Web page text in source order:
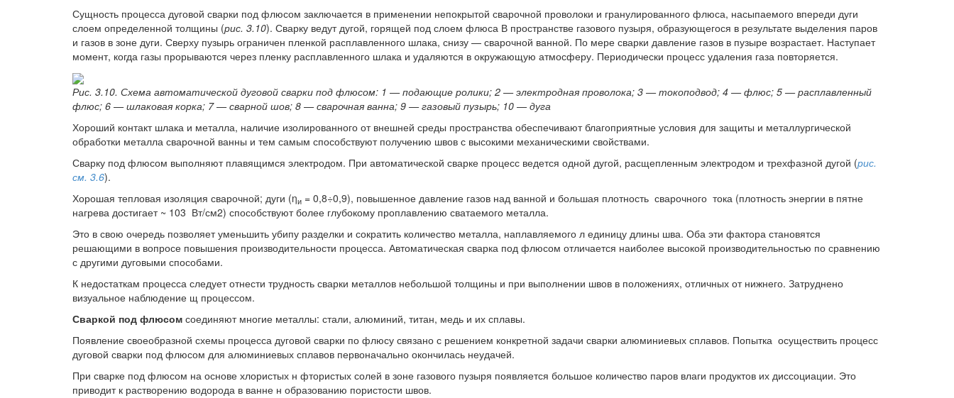
Сущность процесса дуговой сварки под флюсом заключается в применении непокрытой сварочной проволоки и гранулированного флюса, насыпаемого впереди дуги
слоем определенной толщины (рис. 3.10). Сварку ведут дугой, горящей под слоем флюса В пространстве газового пузыря, образующегося в результате выделения паров
и газов в зоне дуги. Сверху пузырь ограничен пленкой расплавленного шлака, снизу — сварочной ванной. По мере сварки давление газов в пузыре возрастает. Наступает
момент, когда газы прорываются через пленку расплавленного шлака и удаляются в окружающую атмосферу. Периодически процесс удаления газа повторяется.
Рис. 3.10. Схема автоматической дуговой сварки под флюсом: 1 — подающие ролики; 2 — электродная проволока; 3 — токоподвод; 4 — флюс; 5 — расплавленный
флюс; 6 — шлаковая корка; 7 — сварной шов; 8 — сварочная ванна; 9 — газовый пузырь; 10 — дуга
Хороший контакт шлака и металла, наличие изолированного от внешней среды пространства обеспечивают благоприятные условия для защиты и металлургической
обработки металла сварочной ванны и тем самым способствуют получению швов с высокими механическими свойствами.
Сварку под флюсом выполняют плавящимся электродом. При автоматической сварке процесс ведется одной дугой, расщепленным электродом и трехфазной дугой (рис.
см. 3.6).
Хорошая тепловая изоляция сварочной; дуги (ηи = 0,8÷0,9), повышенное давление газов над ванной и большая плотность сварочного тока (плотность энергии в пятне
нагрева достигает ~ 103 Вт/см2) способствуют более глубокому проплавлению сватаемого металла.
Это в свою очередь позволяет уменьшить убипу разделки и сократить количество металла, наплавляемого л единицу длины шва. Оба эти фактора становятся
решающими в вопросе повышения производительности процесса. Автоматическая сварка под флюсом отличается наиболее высокой производительностью по сравнению
с другими дуговыми способами.
К недостаткам процесса следует отнести трудность сварки металлов небольшой толщины и при выполнении швов в положениях, отличных от нижнего. Затруднено
визуальное наблюдение щ процессом.
Сваркой под флюсом соединяют многие металлы: стали, алюминий, титан, медь и их сплавы.
Появление своеобразной схемы процесса дуговой сварки по флюсу связано с решением конкретной задачи сварки алюминиевых сплавов. Попытка осуществить процесс
дуговой сварки под флюсом для алюминиевых сплавов первоначально окончилась неудачей.
При сварке под флюсом на основе хлористых н фтористых солей в зоне газового пузыря появляется большое количество паров влаги продуктов их диссоциации. Это
приводит к растворению водорода в ванне н образованию пористости швов.